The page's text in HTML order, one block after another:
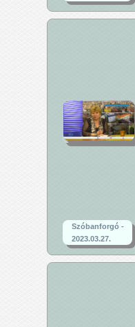
Szóbanforgó -
2023.03.27.